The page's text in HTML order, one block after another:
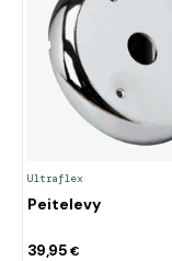
Ultraflex
Peitelevy
39,95 €